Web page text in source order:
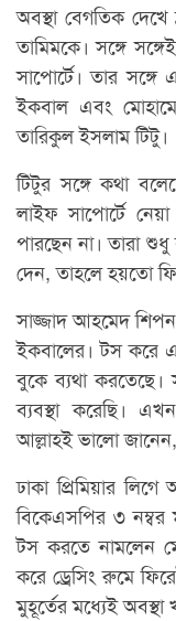
অবস্থা বেগতিক দেখে
তামিমকে। সঙ্গে
সাপোর্টে। তার
ইকবাল এবং
তারিকুল ইসলাম টিটু।
টিটুর সঙ্গে কথা
লাইফ সাপোর্টে
পারছেন না। তারা
দেন, তাহলে হয়তো
সাজ্জাদ আহমেদ শিপন
ইকবালের। টস করে
বুকে ব্যথা করতেছে।
ব্যবস্থা করেছি।
আল্লাহই ভালো
ঢাকা প্রিমিয়ার
বিকেএসপির ৩
টস করতে নামলেন
করে ড্রেসিং রুমে
মুহূর্তের মধ্যেই অবস্থা